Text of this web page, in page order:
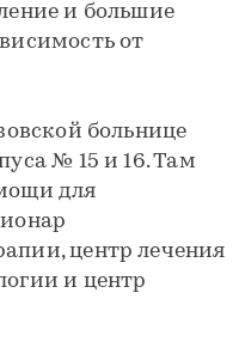
и большие
от
больнице
№ 15 и 16. Там
для
центр лечения
и центр